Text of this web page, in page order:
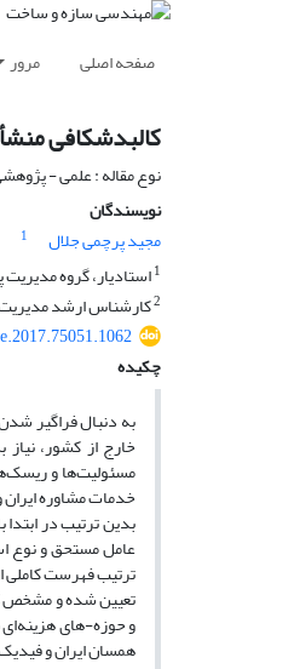
صفحه اصلی مرور
کالبدشکافی
نوع مقاله : علمی -
نویسندگان
مجید پرچمی جلال
1
1استادیار، گروه
2کارشناس ارشد
چکیده
به دنبال فراگیر
خارج از کشور،
مسئولیت‌ها و
خدمات مشاوره ایران
بدین ترتیب در
عامل مستحق و نوع
ترتیب فهرست کاملی
تعیین شده و مشخص
و حوزه-های
همسان ایران و